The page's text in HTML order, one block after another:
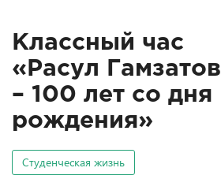
Классный час
«Расул Гамзатов
– 100 лет со дня
рождения»
Студенческая жизнь